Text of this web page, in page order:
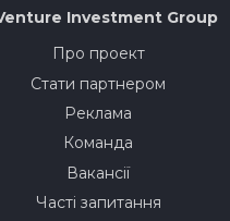
Investment Group
Про проект
Стати партнером
Реклама
Команда
Вакансії
Часті запитання